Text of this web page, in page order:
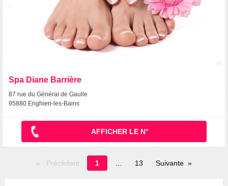
Spa Diane Barrière
87 rue du Général de Gaulle
95880 Enghien-les-Bains
AFFICHER LE N°
Précédent
Page
en
1 13 Suivante